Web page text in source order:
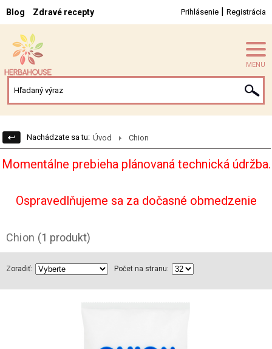
Blog Zdravé recepty Prihlásenie | Registrácia
MENU
Nachádzate sa tu: Úvod Chion
Momentálne prebieha plánovaná technická údržba.
Ospravedlňujeme sa za dočasné obmedzenie
Chion (1 produkt)
Zoradiť: Počet na stranu: